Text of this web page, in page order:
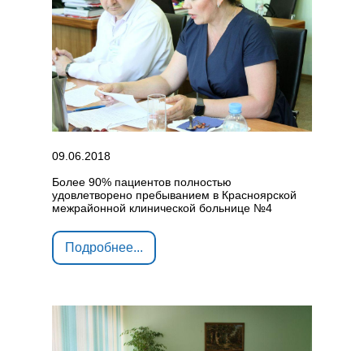
09.06.2018
Более 90% пациентов полностью
удовлетворено пребыванием в Красноярской
межрайонной клинической больнице №4
Подробнее...